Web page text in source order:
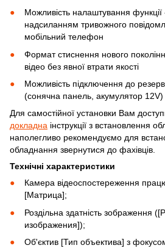
Можливість налаштування
надсиланням тривожного
мобільний телефон
Формат стиснення нового
відео без явної втрати якості
Можливість підключення до
(сонячна панель, акумулятор 12V)
Для самостійної установки Вам
докладна інструкції з встановлення
наполегливо рекомендуємо для
обладнання звернутися до фахівців.
Технічні характеристики
Камера відеоспостереження
[Матрица];
Роздільна здатність зображення
изображения]);
Об'єктив [Тип объектива] з